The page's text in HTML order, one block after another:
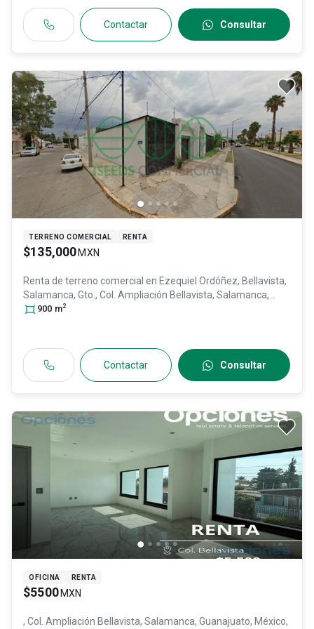
Contactar Consultar
TERRENO COMERCIAL RENTA
$135,000 MXN
Renta de terreno comercial en Ezequiel Ordóñez, Bellavista,
Salamanca, Gto., Col. Ampliación Bellavista, Salamanca,
Guanajuato
900 m2
Contactar Consultar
OFICINA RENTA
$5500 MXN
, Col. Ampliación Bellavista, Salamanca, Guanajuato, México,